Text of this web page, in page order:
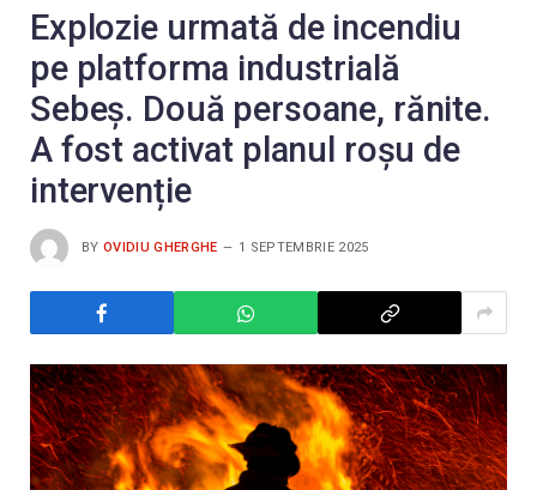
Explozie urmată de incendiu
pe platforma industrială
Sebeş. Două persoane, rănite.
A fost activat planul roșu de
intervenție
BY OVIDIU GHERGHE 1 SEPTEMBRIE 2025